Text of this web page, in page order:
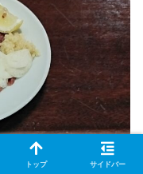
トップ サイドバー